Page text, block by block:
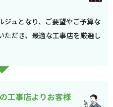
ジュとなり、ご要望やご予算な
ただき、最適な工事店を厳選し
工事店よりお客様